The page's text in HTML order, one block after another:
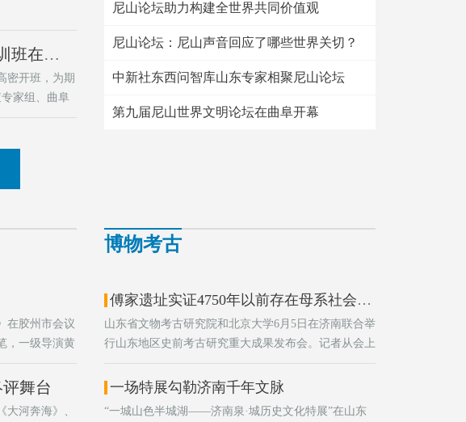
山东省第四次全国文物普查省级试点培训班在潍坊开班
密开班，为期
家组、曲阜
尼山论坛助力构建全世界共同价值观
尼山论坛：尼山声音回应了哪些世界关切？
中新社东西问智库山东专家相聚尼山论坛
第九届尼山世界文明论坛在曲阜开幕
在胶州市会议
，一级导演黄
舞台
河奔海》、
博物考古
傅家遗址实证4750年以前存在母系社会组织
山东省文物考古研究院和北京大学6月5日在济南联合举
行山东地区史前考古研究重大成果发布会。记者从会上
织，刷新了母系社会最早仅可追溯至欧洲铁器时代的遗
一场特展勾勒济南千年文脉
“一城山色半城湖——济南泉·城历史文化特展”在山东